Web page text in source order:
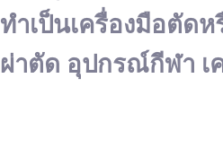
ทำเป็นเครื่องมือตัดห
ผ่าตัด อุปกรณ์กีฬา เ